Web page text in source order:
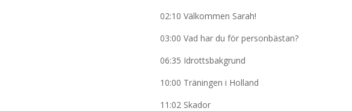
02:10 Välkommen Sarah!
03:00 Vad har du för personbästan?
06:35 Idrottsbakgrund
10:00 Träningen i Holland
11:02 Skador